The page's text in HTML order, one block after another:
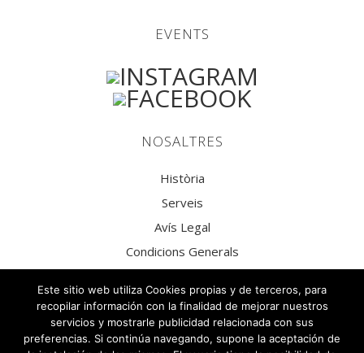
EVENTS
NOSALTRES
Història
Serveis
Avís Legal
Condicions Generals
Política de Privacitat Xarxes Socials
Política de Cookies
Este sitio web utiliza Cookies propias y de terceros, para
recopilar información con la finalidad de mejorar nuestros
servicios y mostrarle publicidad relacionada con sus
preferencias. Si continúa navegando, supone la aceptación de